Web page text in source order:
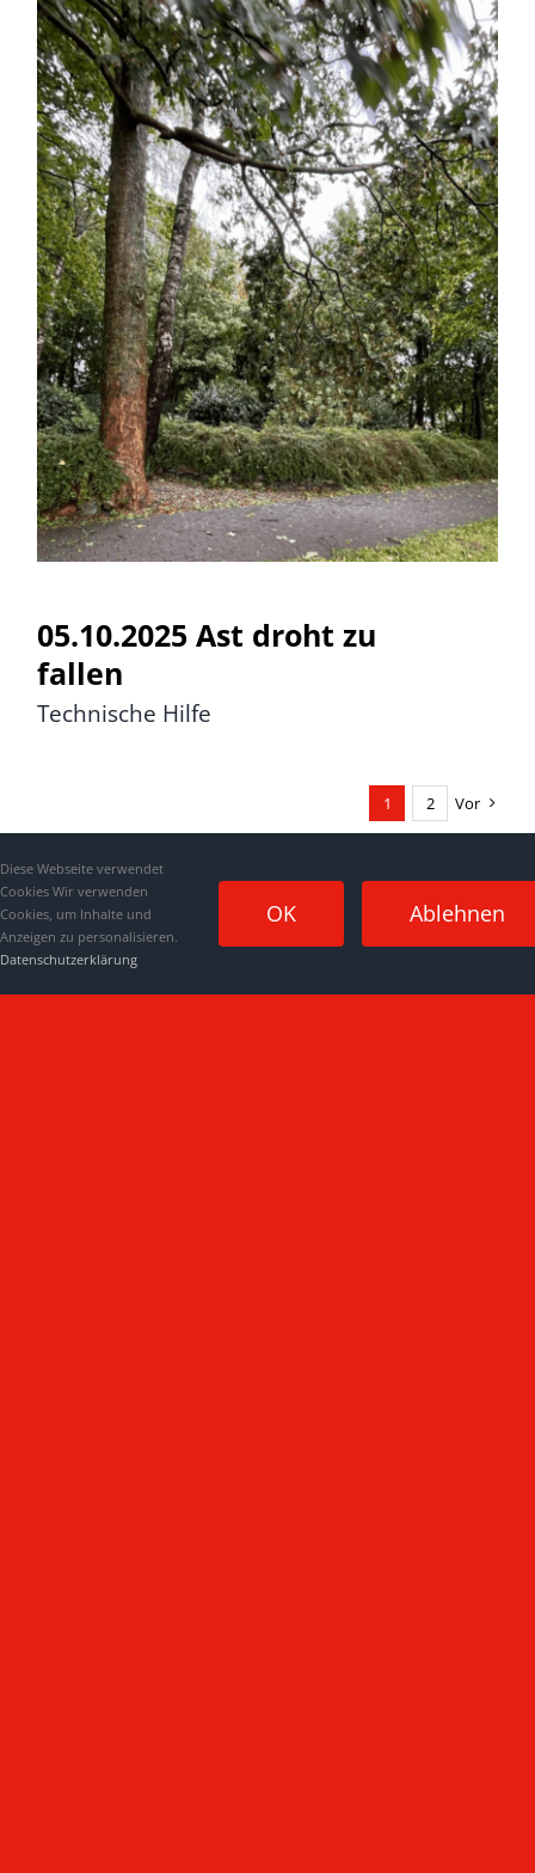
05.10.2025 Ast droht zu fallen
05.10.2025 Ast droht zu
fallen
Technische Hilfe
1 2 Vor
Diese Webseite verwendet
Cookies Wir verwenden
Cookies, um Inhalte und
Anzeigen zu personalisieren.
Datenschutzerklärung
OK Ablehnen